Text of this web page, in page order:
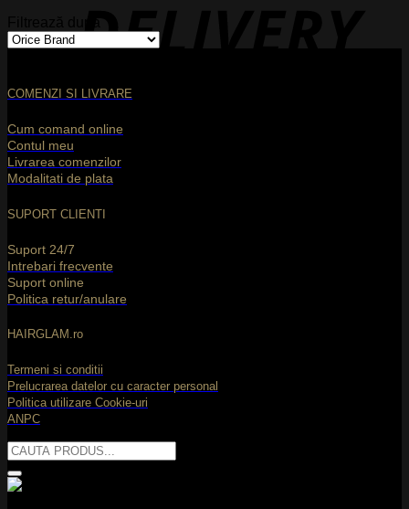
COMENZI SI LIVRARE
Cum comand online
Contul meu
Livrarea comenzilor
Modalitati de plata
SUPORT CLIENTI
Suport 24/7
Intrebari frecvente
Suport online
Politica retur/anulare
HAIRGLAM.ro
Termeni si conditii
Prelucrarea datelor cu caracter personal
Politica utilizare Cookie-uri
ANPC
Caută
după: